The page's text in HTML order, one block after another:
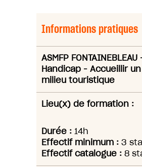
Informations pratiques
ASMFP FONTAINEBLEAU
Handicap - Accueillir
milieu touristique
Lieu(x) de formation :
Durée : 14h
Effectif minimum : 3
Effectif catalogue : 8